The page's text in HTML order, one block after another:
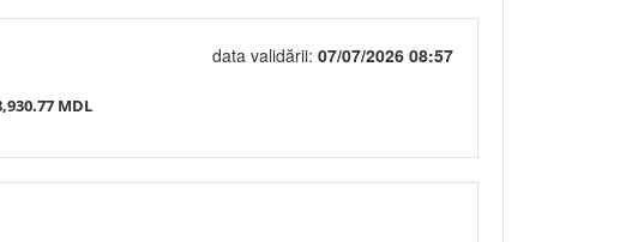
data validării: 07/07/2026 08:57
MDL